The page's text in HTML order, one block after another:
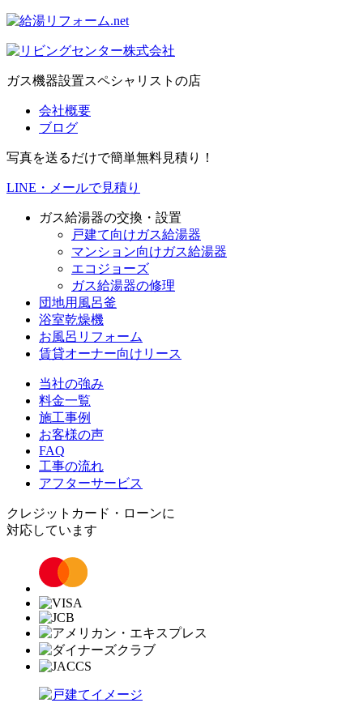
ガス機器設置スペシャリストの店
会社概要
ブログ
写真を送るだけで簡単無料見積り！
LINE・メールで見積り
ガス給湯器の交換・設置
戸建て向けガス給湯器
マンション向けガス給湯器
エコジョーズ
ガス給湯器の修理
団地用風呂釜
浴室乾燥機
お風呂リフォーム
賃貸オーナー向けリース
当社の強み
料金一覧
施工事例
お客様の声
FAQ
工事の流れ
アフターサービス
クレジットカード・ローンに
対応しています